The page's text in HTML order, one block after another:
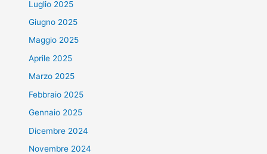
Luglio 2025
Giugno 2025
Maggio 2025
Aprile 2025
Marzo 2025
Febbraio 2025
Gennaio 2025
Dicembre 2024
Novembre 2024